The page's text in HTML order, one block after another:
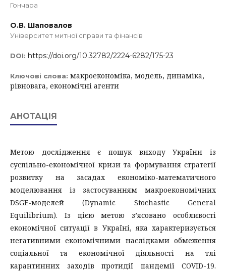
Гончара
О.В. Шаповалов
Університет митної справи та фінансів
DOI: https://doi.org/10.32782/2224-6282/175-23
Ключові слова: макроекономіка, модель, динаміка,
рівновага, економічні агенти
АНОТАЦІЯ
Метою дослідження є пошук виходу України із
суспільно-економічної кризи та формування стратегії
розвитку на засадах економіко-математичного
моделювання із застосуванням макроекономічних
DSGE-моделей (Dynamic Stochastic General
Equilibrium). Із цією метою з’ясовано особливості
економічної ситуації в Україні, яка характеризується
негативними економічними наслідками обмеження
соціальної та економічної діяльності на тлі
карантинних заходів протидії пандемії COVID-19.